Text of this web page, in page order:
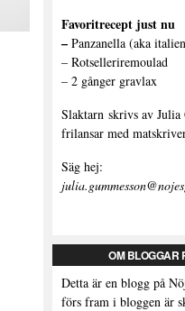
Favoritrecept just nu
– Panzanella (aka
– Rotselleriremoulad
– 2 gånger gravlax
Slaktarn skrivs av Julia
frilansar med
Säg hej:
OM BLOGGAR
Detta är en blogg på
förs fram i bloggen är